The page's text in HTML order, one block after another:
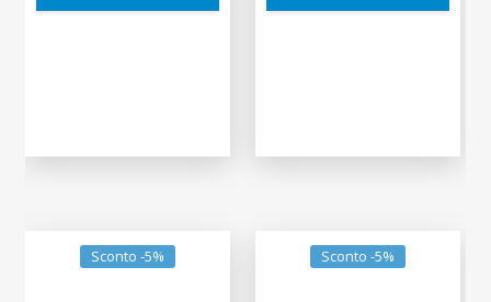
Sconto -5% Sconto -5%